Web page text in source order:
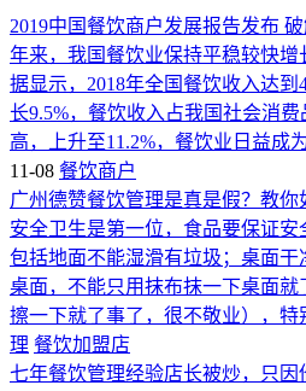
2019中国餐饮商户发展报告发布
年来，我国餐饮业保持平稳较快
据显示，2018年全国餐饮收入达到
长9.5%，餐饮收入占我国社会消
高，上升至11.2%，餐饮业日益成
11-08 餐饮商户
广州德赞餐饮管理是真是假？教
安全卫生是第一位，食品要保证安
包括地面不能湿滑有垃圾；桌面
桌面，不能只用抹布抹一下桌面就
擦一下就了事了，很不敬业），特
理 餐饮加盟店
七年餐饮管理经验店长被炒，只因